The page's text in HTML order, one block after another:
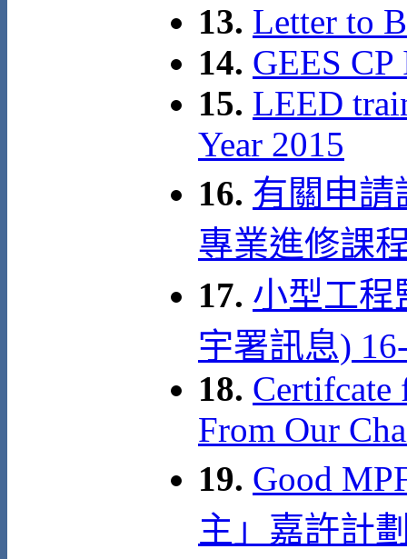
13. Letter to
14. GEES
15. LEED
Year 2015
16. 有關申請
專業進修課
17. 小型工程
宇署訊息)
18. Certifcate
From Our
19. Good
主」嘉許計